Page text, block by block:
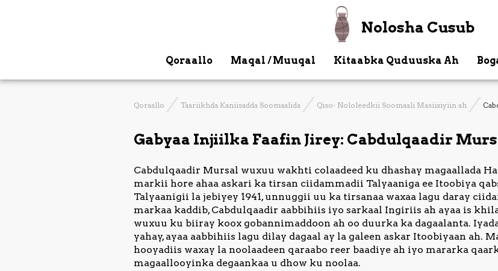
Nolosha Cusub
Qoraallo Maqal / Muuqal Kitaabka Quduuska Ah
Qoraallo Taariikhda Kaniisadda Soomaalida Qiso- Nololeedkii Soomaali Masiixiyiin ah
Gabyaa Injiilka Faafin Jirey: Cabdulqaadir
Cabdulqaadir Mursal wuxuu wakhti colaadeed ku dhashay magaallada
markii hore ahaa askari ka tirsan ciidammadii Talyaaniga ee Itoobiya
Talyaanigii la jebiyey 1941, unnuggii uu ka tirsanaa waxaa lagu daray
markaa kaddib, Cabdulqaadir aabbihiis iyo sarkaal Ingiriis ah ayaa is
wuxuu ku biiray koox gobannimaddoon ah oo duurka ka dagaalanta.
yahay, ayaa aabbihiis lagu dilay dagaal ay la galeen askar Itoobiyaan ah.
hooyadiis waxay la noolaadeen qaraabo reer baadiye ah iyo mararka
magaallooyinka degaankaa u dhow ku noolaa.